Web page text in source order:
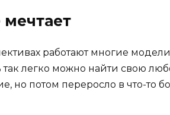
работают многие
так легко можно найти свою
но потом переросло в что-то